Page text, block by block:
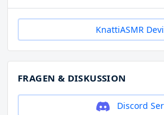
KnattiASMR
FRAGEN & DISKUSSION
Discord